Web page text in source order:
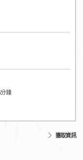
鐘
獲取資訊